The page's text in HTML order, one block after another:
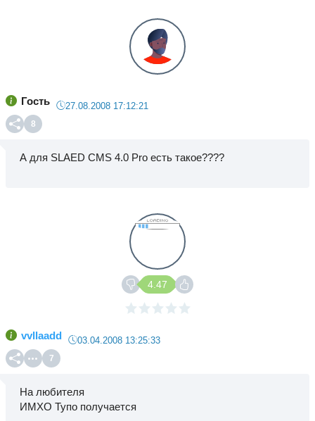
Гость 27.08.2008 17:12:21
8
А для SLAED CMS 4.0 Pro есть такое????
4.47
vvllaadd 03.04.2008 13:25:33
7
На любителя
ИМХО Тупо получается